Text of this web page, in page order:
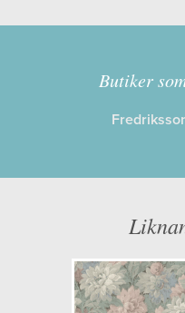
Kollektion:
Information
Längd x
NCS
Butiker